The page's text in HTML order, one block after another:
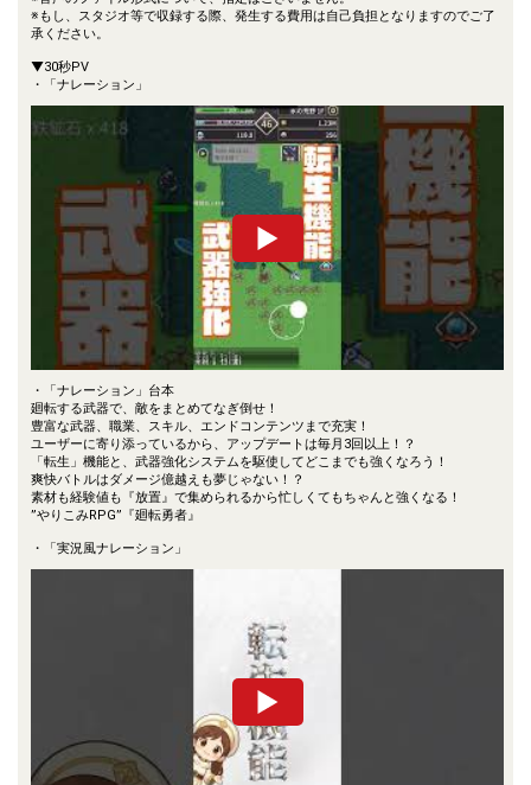
※もし、スタジオ等で収録する際、発生する費用は自己負担となりますのでご了
承ください。
▼30秒PV
・「ナレーション」
・「ナレーション」台本
廻転する武器で、敵をまとめてなぎ倒せ！
豊富な武器、職業、スキル、エンドコンテンツまで充実！
ユーザーに寄り添っているから、アップデートは毎月3回以上！？
「転生」機能と、武器強化システムを駆使してどこまでも強くなろう！
爽快バトルはダメージ億越えも夢じゃない！？
素材も経験値も『放置』で集められるから忙しくてもちゃんと強くなる！
”やりこみRPG”『廻転勇者』
・「実況風ナレーション」